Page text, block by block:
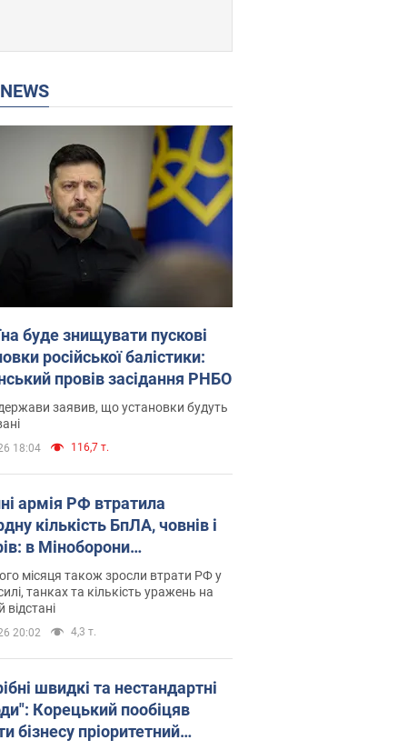
NEWS
буде знищувати пускові
російської балістики:
провів засідання РНБО
заявив, що установки будуть
18:04 116,7 т.
армія РФ втратила
кількість БпЛА, човнів і
в Міноборони
статистику
місяця також зросли втрати РФ у
танках та кількість уражень на
відстані
20:02 4,3 т.
швидкі та нестандартні
Корецький пообіцяв
бізнесу пріоритетний